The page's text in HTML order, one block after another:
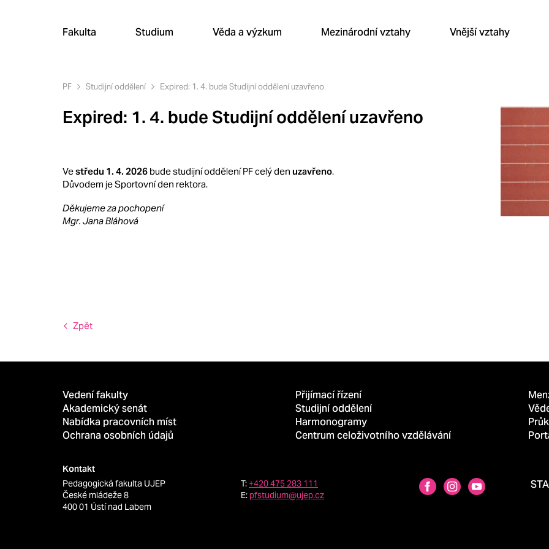
Fakulta Studium Věda a výzkum Mezinárodní vztahy Vnější vztahy
PF Studijní oddělení Expired: 1. 4. bude Studijní oddělení uzavřeno
Expired: 1. 4. bude Studijní oddělení uzavřeno
Vestředu 1. 4. 2026 bude studijní oddělení PF celý den uzavřeno.
Důvodem je Sportovní den rektora.
Děkujeme za pochopení
Mgr. Jana Bláhová
Zpět
Vedení fakulty
Akademický senát
Nabídka pracovních míst
Ochrana osobních údajů
Přijímací řízení
Studijní oddělení
Harmonogramy
Centrum celoživotního vzdělávání
Kontakt
Pedagogická fakulta UJEP
České mládeže 8
400 01 Ústí nad Labem
T:+420 475 283 111
E:pfstudium@ujep.cz